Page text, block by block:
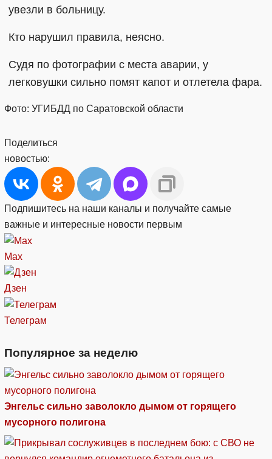
увезли в больницу.
Кто нарушил правила, неясно.
Судя по фотографии с места аварии, у
легковушки сильно помят капот и отлетела фара.
Фото: УГИБДД по Саратовской области
Поделиться
новостью:
Подпишитесь на наши каналы и получайте самые
важные и интересные новости первым
Max
Дзен
Телеграм
Популярное за неделю
Энгельс сильно заволокло дымом от горящего
мусорного полигона